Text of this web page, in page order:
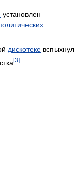
установлен
дискотеке вспыхнул
[3]